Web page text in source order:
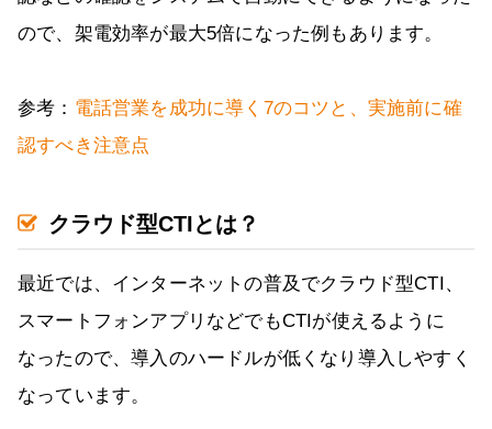
ので、架電効率が最大5倍になった例もあります。
参考： 電話営業を成功に導く7のコツと、実施前に確
認すべき注意点
クラウド型CTIとは？
最近では、インターネットの普及でクラウド型CTI、
スマートフォンアプリなどでもCTIが使えるように
なったので、導入のハードルが低くなり導入しやすく
なっています。